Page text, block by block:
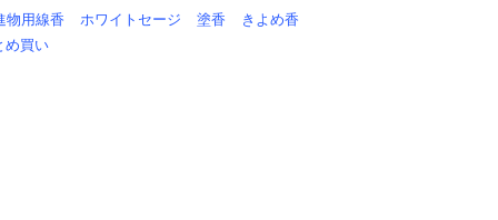
物用線香 ホワイトセージ 塗香
きよめ香
め買い